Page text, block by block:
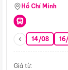
Hồ Chí Minh
14/08
Giá từ: